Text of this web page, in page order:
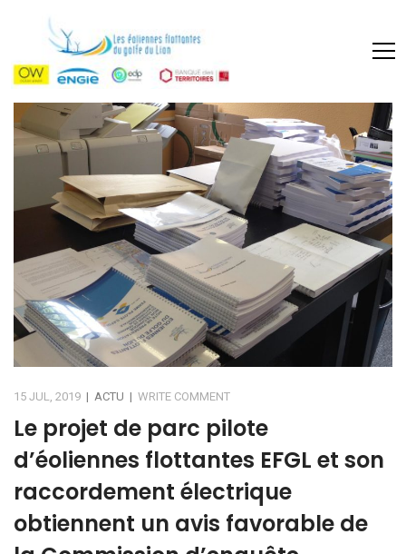
15 JUL, 2019 | ACTU | WRITE COMMENT
Le projet de parc pilote
d’éoliennes flottantes EFGL et son
raccordement électrique
obtiennent un avis favorable de